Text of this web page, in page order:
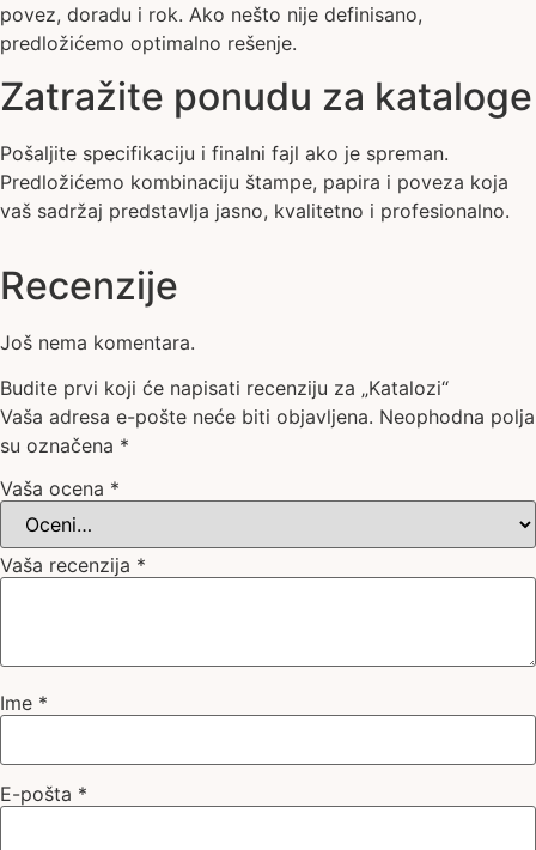
povez, doradu i rok. Ako nešto nije definisano,
predložićemo optimalno rešenje.
Zatražite ponudu za kataloge
Pošaljite specifikaciju i finalni fajl ako je spreman.
Predložićemo kombinaciju štampe, papira i poveza koja
vaš sadržaj predstavlja jasno, kvalitetno i profesionalno.
Recenzije
Još nema komentara.
Budite prvi koji će napisati recenziju za „Katalozi“
Vaša adresa e-pošte neće biti objavljena. Neophodna polja
su označena *
Vaša ocena *
Vaša recenzija *
Ime *
E-pošta *